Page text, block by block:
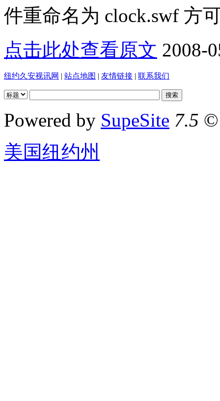
件重命名为 clock.swf 方
点击此处查看原文 2008-
纽约久安视讯网 | 站点地图 | 友情链接 | 联系我们
Powered by SupeSite 7.5 ©
美国纽约州